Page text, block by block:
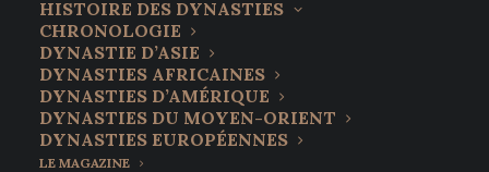
HISTOIRE DES DYNASTIES
CHRONOLOGIE
DYNASTIE D’ASIE
DYNASTIES AFRICAINES
DYNASTIES D’AMÉRIQUE
DYNASTIES DU MOYEN-ORIENT
DYNASTIES EUROPÉENNES
LE MAGAZINE
Les « amazones du roi
», héroïnes de la
Vendée